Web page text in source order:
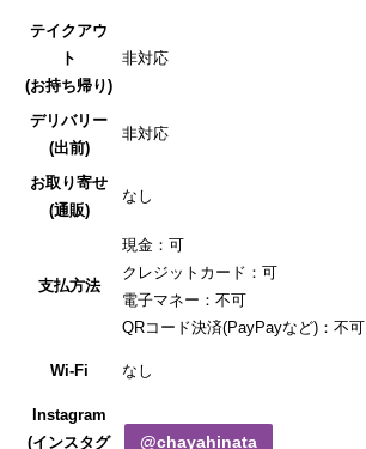
テイクアウ
ト
(お持ち帰り)
非対応
デリバリー
(出前)
非対応
お取り寄せ
(通販)
なし
支払方法
現金：可
クレジットカード：可
電子マネー：不可
QRコード決済(PayPayなど)：不可
Wi-Fi なし
Instagram
(インスタグ
@chayahinata